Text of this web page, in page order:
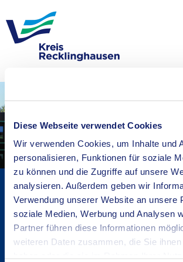
Diese Webseite verwendet Cookies
Wir verwenden Cookies, um Inhalte und
personalisieren, Funktionen für soziale
zu können und die Zugriffe auf unsere
analysieren. Außerdem geben wir
Verwendung unserer Website an unsere
soziale Medien, Werbung und Analysen
Partner führen diese Informationen
weiteren Daten zusammen, die Sie
Kreisverwaltung A-Z
Bekanntmachungen
Ortsrecht
Karriere beim Kreis